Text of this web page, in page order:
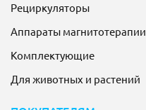
Рециркуляторы
Аппараты магнитотерапии
Комплектующие
Для животных и растений